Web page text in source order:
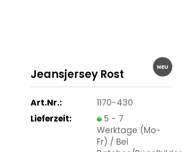
NEU
Jeansjersey Rost
Art.Nr.:
1170-430
Lieferzeit:
5 - 7
Werktage (Mo-
Fr) / Bei